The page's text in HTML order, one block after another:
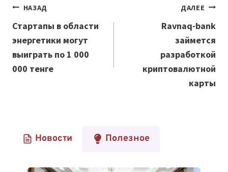
Навигация
по
записям
НАЗАД
Стартапы в области
энергетики могут
выиграть по 1 000
000 тенге
ДАЛЕЕ
Ravnaq-bank
займется
разработкой
криптовалютной
карты
Новости Полезное